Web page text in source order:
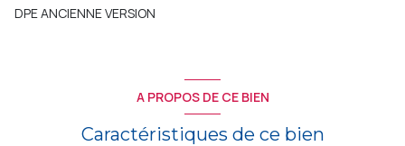
DPE ANCIENNE VERSION
A PROPOS DE CE BIEN
Caractéristiques de ce bien